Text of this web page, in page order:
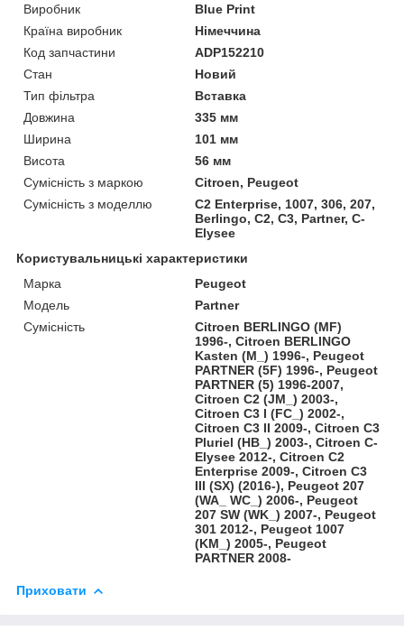
Виробник
Blue Print
Країна виробник
Німеччина
Код запчастини
ADP152210
Стан
Новий
Тип фільтра
Вставка
Довжина
335 мм
Ширина
101 мм
Висота
56 мм
Сумісність з маркою
Citroen, Peugeot
Сумісність з моделлю
C2 Enterprise, 1007, 306, 207,
Berlingo, C2, C3, Partner, C-
Elysee
Користувальницькі характеристики
Марка
Peugeot
Модель
Partner
Сумісність
Citroen BERLINGO (MF)
1996-, Citroen BERLINGO
Kasten (M_) 1996-, Peugeot
PARTNER (5F) 1996-, Peugeot
PARTNER (5) 1996-2007,
Citroen C2 (JM_) 2003-,
Citroen C3 I (FC_) 2002-,
Citroen C3 II 2009-, Citroen C3
Pluriel (HB_) 2003-, Citroen C-
Elysee 2012-, Citroen C2
Enterprise 2009-, Citroen C3
III (SX) (2016-), Peugeot 207
(WA_ WC_) 2006-, Peugeot
207 SW (WK_) 2007-, Peugeot
301 2012-, Peugeot 1007
(KM_) 2005-, Peugeot
PARTNER 2008-
Приховати